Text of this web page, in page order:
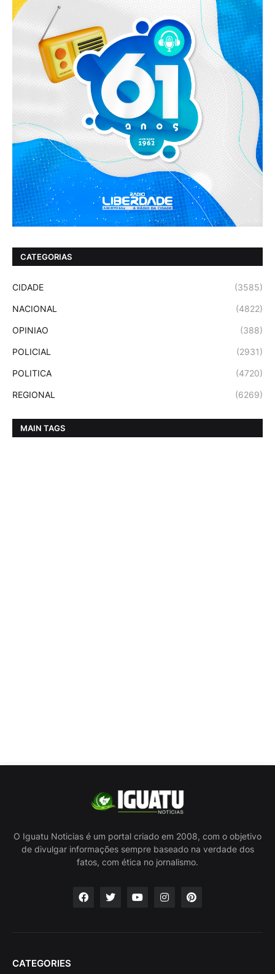
CATEGORIAS
CIDADE (3585)
NACIONAL (4822)
OPINIAO (388)
POLICIAL (2931)
POLITICA (4720)
REGIONAL (6269)
MAIN TAGS
O Iguatu Noticias é um portal criado em 2008, com o objetivo
de divulgar informações sempre baseado na verdade dos
fatos, com ética no jornalismo.
CATEGORIES